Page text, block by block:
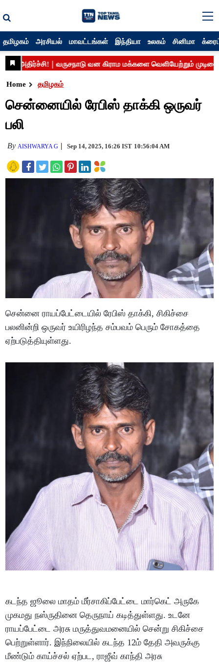
தமிழகம் அரசியல் மாவட்டங்கள் இந்தியா உலகம் சினிமா
Home தமிழகம்
சென்னையில் ரேபிஸ் தாக்கி ஒருவர்
பலி
By AISHWARYA G Sep 14, 2025, 16:26 IST 10:56:04 AM
சென்னை ராயப்பேட்டையில் ரேபிஸ் தாக்கி, சிகிச்சை
பலனின்றி ஒருவர் உயிரிழந்த சம்பவம் பெரும் சோகத்தை
ஏற்படுத்தியுள்ளது.
கடந்த ஜூலை மாதம் மீர்சாகிப்பேட்டை மார்கெட் அருகே
முகமது நஸ்ருதினை தெருநாய் கடித்துள்ளது. உடனே
ராயப்பேட்டை அரசு மருத்துவமனையில் சென்று சிகிச்சை
பெற்றுள்ளார். இந்நிலையில் கடந்த 12ம் தேதி அவருக்கு
மீண்டும் காய்ச்சல் ஏற்பட, ராஜீவ் காந்தி அரசு